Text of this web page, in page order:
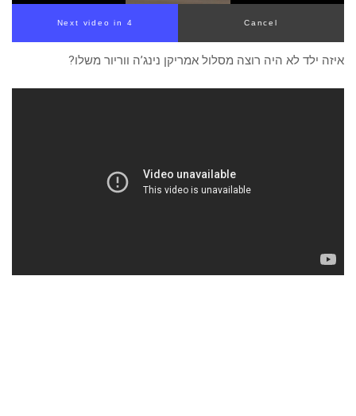
Next video in 3 Cancel
איזה ילד לא היה רוצה מסלול אמריקן נינג’ה ווריור משלו?